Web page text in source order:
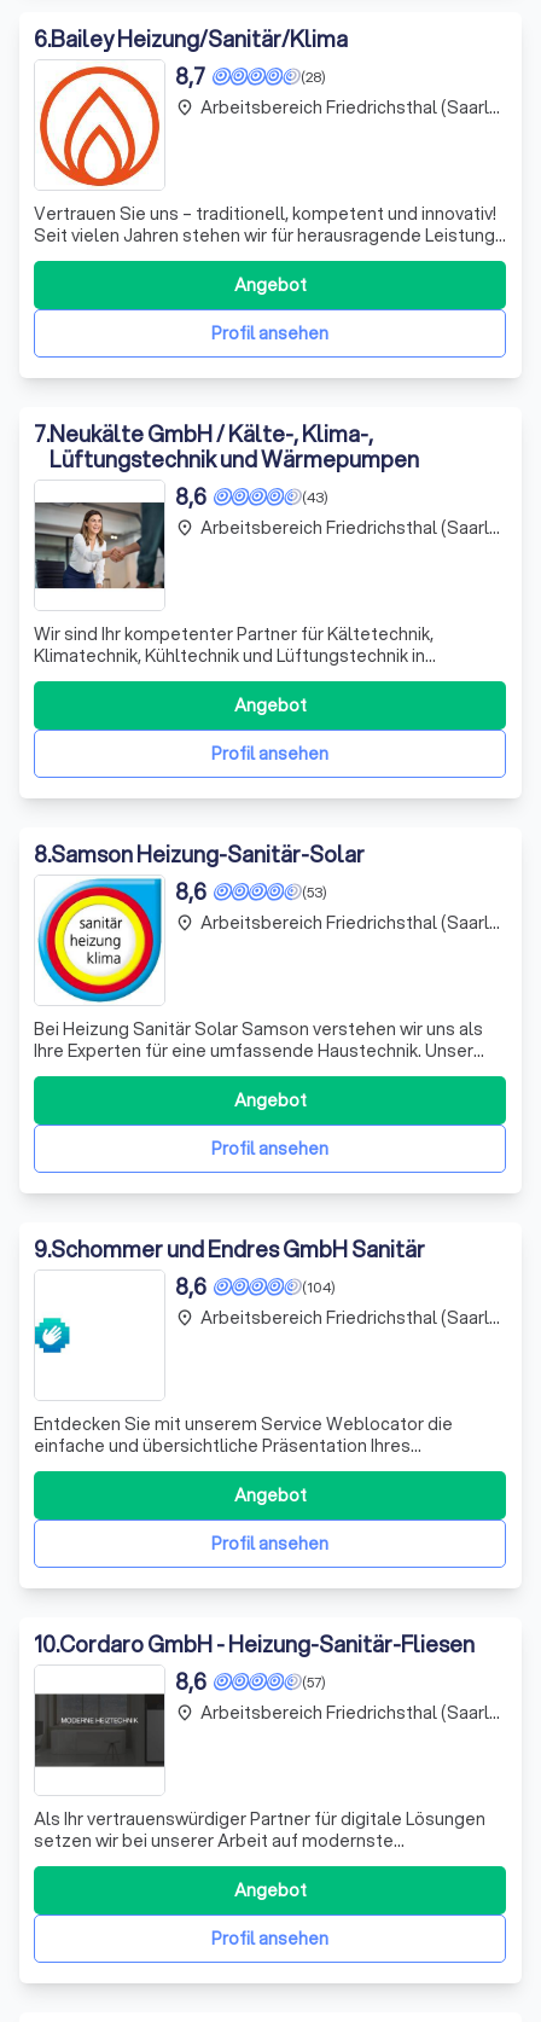
6.Bailey Heizung/Sanitär/Klima
(28)
8,7
Vertrauen Sie uns – traditionell, kompetent und innovativ!
Seit vielen Jahren stehen wir für herausragende Leistung
und Qualität im Bereich Haustechnik. Unser Unternehmen
hat sich den sich wandelnden Anforderungen des Marktes
angepasst und unser Leistungsspektrum kontinuierlich
erweitert, insbesondeProfil ansehen
Angebot
place Arbeitsbereich Friedrichsthal (Saarland)
7.Neukälte GmbH / Kälte-, Klima-,
Lüftungstechnik und Wärmepumpen
(43)
8,6
Wir sind Ihr kompetenter Partner für Kältetechnik,
Klimatechnik, Kühltechnik und Lüftungstechnik in
Riegelsberg und darüber hinaus. Mit jahrelanger Erfahrung
bieten wir maßgeschneiderte Lösungen, die auf Ihre
individuellen Bedürfnisse abgestimmt sind. Unser
engagiertes Team berät Sie umfassend und e
Profil ansehen
Angebot
place Arbeitsbereich Friedrichsthal (Saarland)
8.Samson Heizung-Sanitär-Solar
(53)
8,6
Bei Heizung Sanitär Solar Samson verstehen wir uns als
Ihre Experten für eine umfassende Haustechnik. Unser
Angebot reicht von modernen Sanitärinstallationen über
innovative Heizsysteme bis hin zu zukunftsweisenden
Solarlösungen. Wir legen großen Wert darauf, dass
unsere Dienstleistungen nicht nur f
Profil ansehen
Angebot
place Arbeitsbereich Friedrichsthal (Saarland)
9.Schommer und Endres GmbH Sanitär
(104)
8,6
Entdecken Sie mit unserem Service Weblocator die
einfache und übersichtliche Präsentation Ihres
Unternehmens. Wir helfen Ihnen, ein ansprechendes
Firmenprofil auf weblocator.de zu erstellen, das Ihre
Stärken und Angebote ins beste Licht rückt. Unsere
Expertise ermöglicht es Ihnen, sich von der Konku
Profil ansehen
Angebot
place Arbeitsbereich Friedrichsthal (Saarland)
10.Cordaro GmbH - Heizung-Sanitär-Fliesen
(57)
8,6
Als Ihr vertrauenswürdiger Partner für digitale Lösungen
setzen wir bei unserer Arbeit auf modernste
Technologien und bewährte Methoden. Unser Fokus liegt
auf der Bereitstellung von maßgeschneiderten Lösungen,
die auf die spezifischen Bedürfnisse und Ziele unserer
Kunden zugeschnitten sind. Wir sind
Profil ansehen
Angebot
place Arbeitsbereich Friedrichsthal (Saarland)